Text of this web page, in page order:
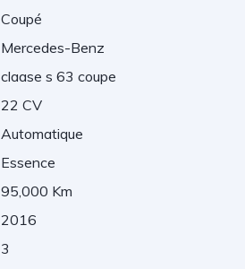
Coupé
Mercedes-Benz
claase s 63 coupe
22 CV
Automatique
Essence
95,000 Km
2016
3